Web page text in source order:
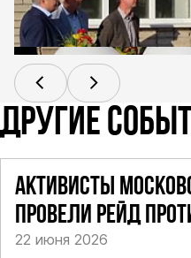
ДРУГИЕ
АКТИВИСТЫ
ПРОВЕЛИ РЕЙД
ТАКСИ
22 июня 2026